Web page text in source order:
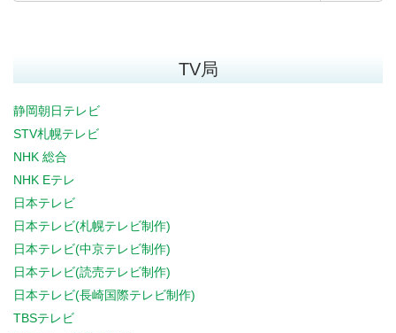
TV局
静岡朝日テレビ
STV札幌テレビ
NHK 総合
NHK Eテレ
日本テレビ
日本テレビ(札幌テレビ制作)
日本テレビ(中京テレビ制作)
日本テレビ(読売テレビ制作)
日本テレビ(長崎国際テレビ制作)
TBSテレビ